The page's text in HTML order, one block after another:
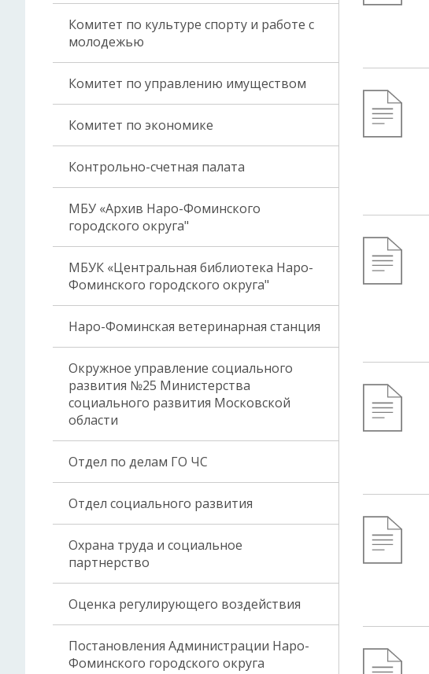
Комитет по культуре спорту и работе с
молодежью
Комитет по управлению имуществом
Комитет по экономике
Контрольно-счетная палата
МБУ «Архив Наро-Фоминского
городского округа"
МБУК «Центральная библиотека Наро-
Фоминского городского округа"
Наро-Фоминская ветеринарная станция
Окружное управление социального
развития №25 Министерства
социального развития Московской
области
Отдел по делам ГО ЧС
Отдел социального развития
Охрана труда и социальное
партнерство
Оценка регулирующего воздействия
Постановления Администрации Наро-
Фоминского городского округа